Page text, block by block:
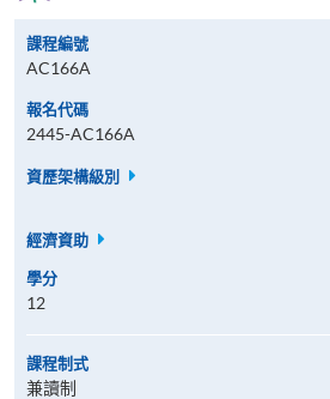
課程編號
AC166A
報名代碼
2445-AC166A
資歷架構級別
經濟資助
學分
12
課程制式
兼讀制